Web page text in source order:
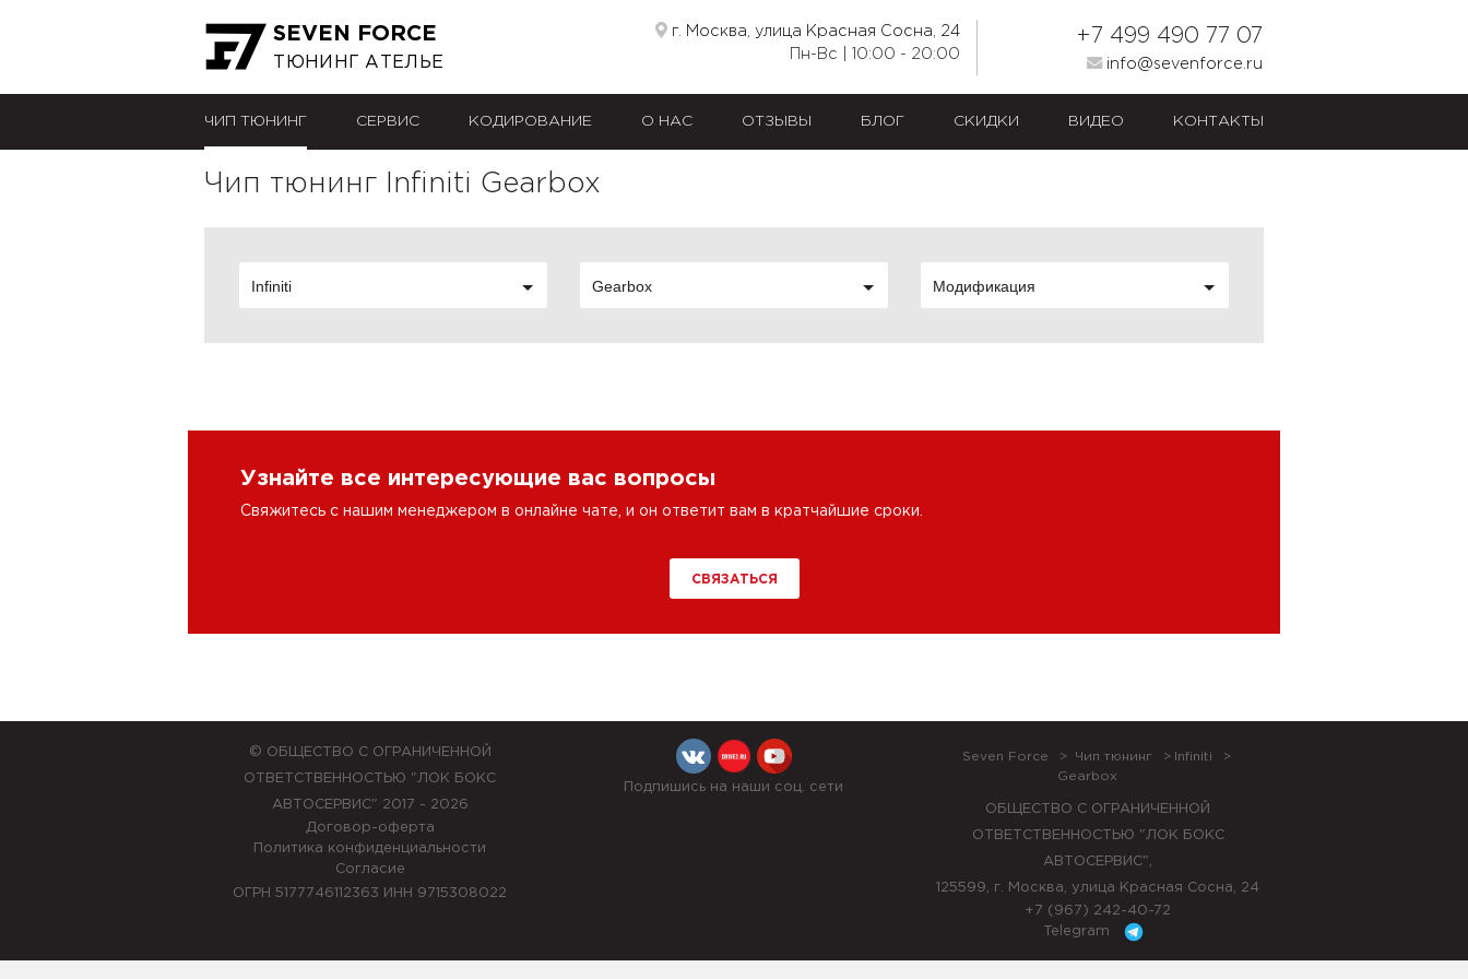
SEVEN FORCE
ТЮНИНГ АТЕЛЬЕ
г. Москва, улица Красная Сосна, 24
Пн-Вс | 10:00 - 20:00
+7 499 490 77 07
info@sevenforce.ru
ЧИП ТЮНИНГ СЕРВИС КОДИРОВАНИЕ О НАС ОТЗЫВЫ БЛОГ СКИДКИ ВИДЕО КОНТАКТЫ
Чип тюнинг Infiniti Gearbox
Infiniti Gearbox Модификация
Узнайте все интересующие вас вопросы
Свяжитесь с нашим менеджером в онлайне чате, и он ответит вам в кратчайшие сроки.
СВЯЗАТЬСЯ
© ОБЩЕСТВО С ОГРАНИЧЕННОЙ
ОТВЕТСТВЕННОСТЬЮ "ЛОК БОКС
АВТОСЕРВИС" 2017 - 2026
Договор-оферта
Политика конфиденциальности
Согласие
ОГРН 5177746112363 ИНН 9715308022
Подпишись на наши соц. сети
Seven Force Чип тюнинг
Infiniti
Gearbox
ОБЩЕСТВО С ОГРАНИЧЕННОЙ
ОТВЕТСТВЕННОСТЬЮ "ЛОК БОКС
АВТОСЕРВИС",
125599, г. Москва, улица Красная Сосна, 24
+7 (967) 242-40-72
Telegram